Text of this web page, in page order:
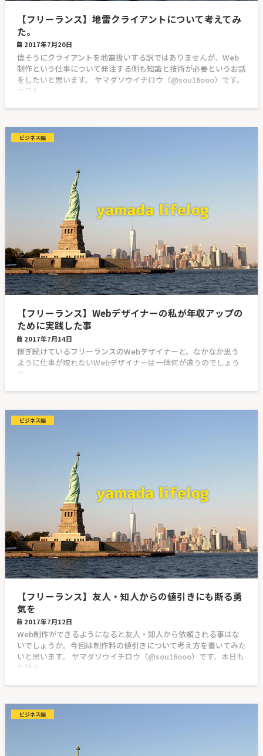
【フリーランス】地雷クライアントについて考えてみ
た。
2017年7月20日
偉そうにクライアントを地雷扱いする訳ではありませんが、Web
制作という仕事について発注する側も知識と技術が必要というお話
をしたいと思います。 ヤマダソウイチロウ（@sou16ooo）です。
本日も
ビジネス脳
【フリーランス】Webデザイナーの私が年収アップの
ために実践した事
2017年7月14日
稼ぎ続けているフリーランスのWebデザイナーと、なかなか思う
ように仕事が取れないWebデザイナーは一体何が違うのでしょう
か。
ビジネス脳
【フリーランス】友人・知人からの値引きにも断る勇
気を
2017年7月12日
Web制作ができるようになると友人・知人から依頼される事はな
いでしょうか。今回は制作料の値引きについて考え方を書いてみた
いと思います。 ヤマダソウイチロウ（@sou16ooo）です。本日も
お読み
ビジネス脳